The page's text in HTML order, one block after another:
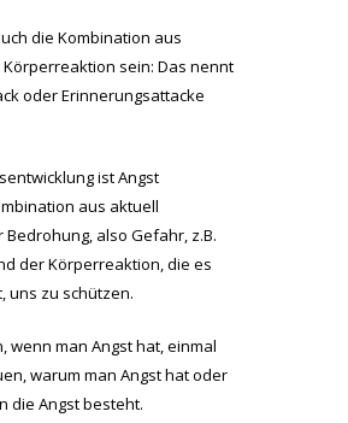
die Kombination aus
sein: Das nennt
oder Erinnerungsattacke
ist Angst
aus aktuell
also Gefahr, z.B.
der Körperreaktion, die es
uns zu schützen.
wenn man Angst hat, einmal
warum man Angst hat oder
die Angst besteht.